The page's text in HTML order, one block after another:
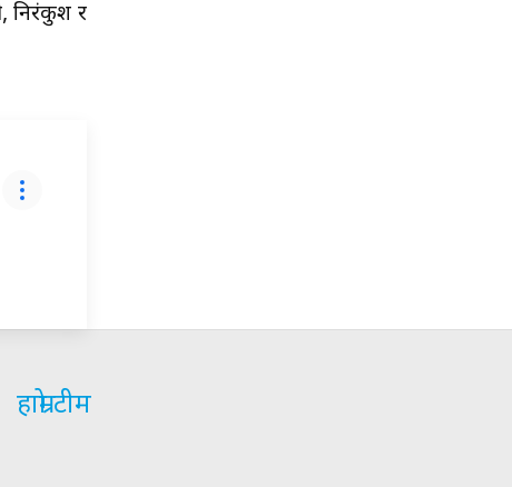
निरंकुश र
हाम्रो टीम